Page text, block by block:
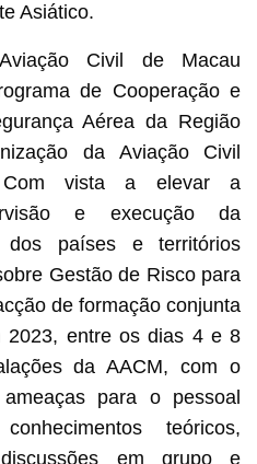
Asiático.
Civil de Macau
de Cooperação e
Aérea da Região
da Aviação Civil
Com vista a elevar a
e execução da
dos países e territórios
Gestão de Risco para
de formação conjunta
2023, entre os dias 4 e 8
da AACM, com o
para o pessoal
teóricos,
em grupo e